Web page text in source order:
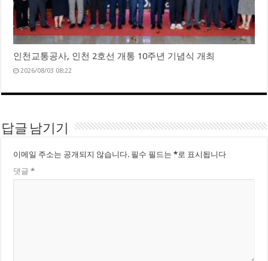
인천교통공사, 인천 2호선 개통 10주년 기념식 개최
2026/08/03 08:22
답글 남기기
이메일 주소는 공개되지 않습니다. 필수 필드는*로 표시됩니다
댓글*